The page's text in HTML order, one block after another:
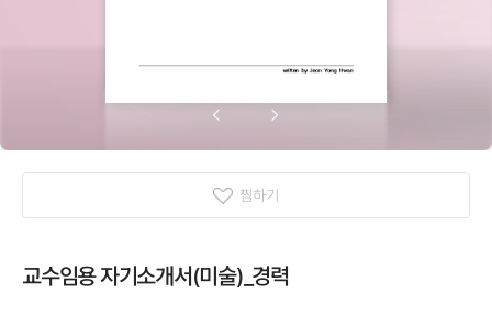
찜하기
교수임용 자기소개서(미술)_경력